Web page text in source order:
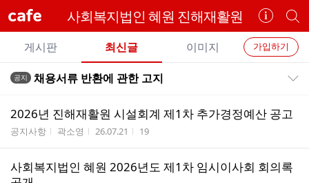
cafe 사회복지법인 혜원 진해재활원
카
페
정
보
개
별
카
페
검
카
페
메
뉴
가입하기
게시판 최신글 이미지
전
글
트
공지 채용서류 반환에 관한 고지
2026년 진해재활원 시설회계 제1차 추가경정예산 공고
게시판명
공지사항 작성자
곽소영 작성시간
26.07.21 조회수
19
사회복지법인 혜원 2026년도 제1차 임시이사회 회의록